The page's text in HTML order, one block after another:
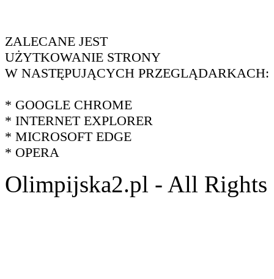
ZALECANE JEST
UŻYTKOWANIE STRONY
W NASTĘPUJĄCYCH PRZEGLĄDARKACH:
* GOOGLE CHROME
* INTERNET EXPLORER
* MICROSOFT EDGE
* OPERA
Olimpijska2.pl - All Rights